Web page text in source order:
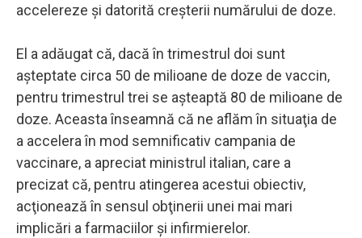
accelereze şi datorită creşterii numărului de doze.
El a adăugat că, dacă în trimestrul doi sunt
aşteptate circa 50 de milioane de doze de vaccin,
pentru trimestrul trei se aşteaptă 80 de milioane de
doze. Aceasta înseamnă că ne aflăm în situaţia de
a accelera în mod semnificativ campania de
vaccinare, a apreciat ministrul italian, care a
precizat că, pentru atingerea acestui obiectiv,
acţionează în sensul obţinerii unei mai mari
implicări a farmaciilor şi infirmierelor.